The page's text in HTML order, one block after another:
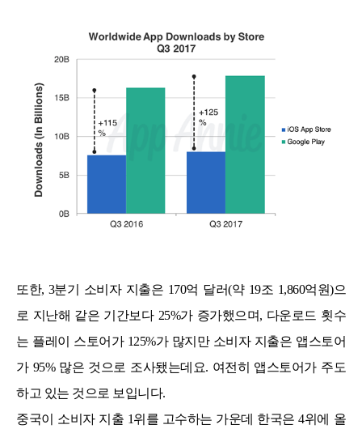
또한, 3분기 소비자 지출은 170억 달러(약 19조 1,860억원)으
로 지난해 같은 기간보다 25%가 증가했으며, 다운로드 횟수
는 플레이 스토어가 125%가 많지만 소비자 지출은 앱스토어
가 95% 많은 것으로 조사됐는데요. 여전히 앱스토어가 주도
하고 있는 것으로 보입니다.
중국이 소비자 지출 1위를 고수하는 가운데 한국은 4위에 올